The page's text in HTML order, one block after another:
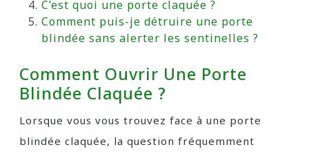
C’est quoi une porte claquée ?
Comment puis-je détruire une porte
blindée sans alerter les sentinelles ?
Comment Ouvrir Une Porte
Blindée Claquée ?
Lorsque vous vous trouvez face à une porte
blindée claquée, la question fréquemment